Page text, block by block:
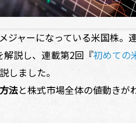
ジャーになっている米国株。
説し、連載第2回『初めての
しました。
法と株式市場全体の値動きが